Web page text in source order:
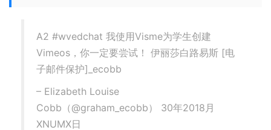
A2 #wvedchat 我使用Visme为学生创建
Vimeos，你一定要尝试！ 伊丽莎白路易斯 [电
子邮件保护]_ecobb
– Elizabeth Louise
Cobb（@graham_ecobb） 30年2018月
XNUMX日